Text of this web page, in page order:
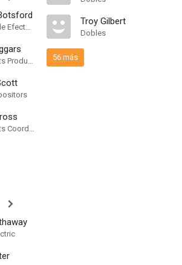
Supervisor de Efectos Visuales
Visual Effects Producer
Visual Effects Coordinator
Troy Gilbert
Dobles
56 más